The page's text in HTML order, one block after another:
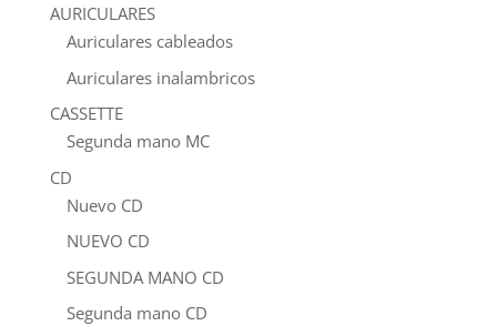
AURICULARES
Auriculares cableados
Auriculares inalambricos
CASSETTE
Segunda mano MC
CD
Nuevo CD
NUEVO CD
SEGUNDA MANO CD
Segunda mano CD